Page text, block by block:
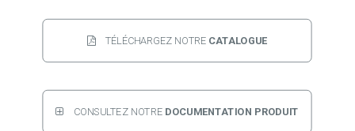
TÉLÉCHARGEZ NOTRE CATALOGUE
CONSULTEZ NOTRE DOCUMENTATION PRODUIT